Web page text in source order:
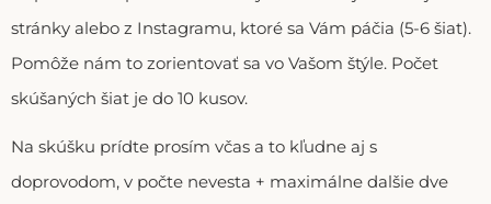
stránky alebo z Instagramu, ktoré sa Vám páčia (5-6 šiat).
Pomôže nám to zorientovať sa vo Vašom štýle. Počet
skúšaných šiat je do 10 kusov.
Na skúšku prídte prosím včas a to kľudne aj s
doprovodom, v počte nevesta + maximálne dalšie dve